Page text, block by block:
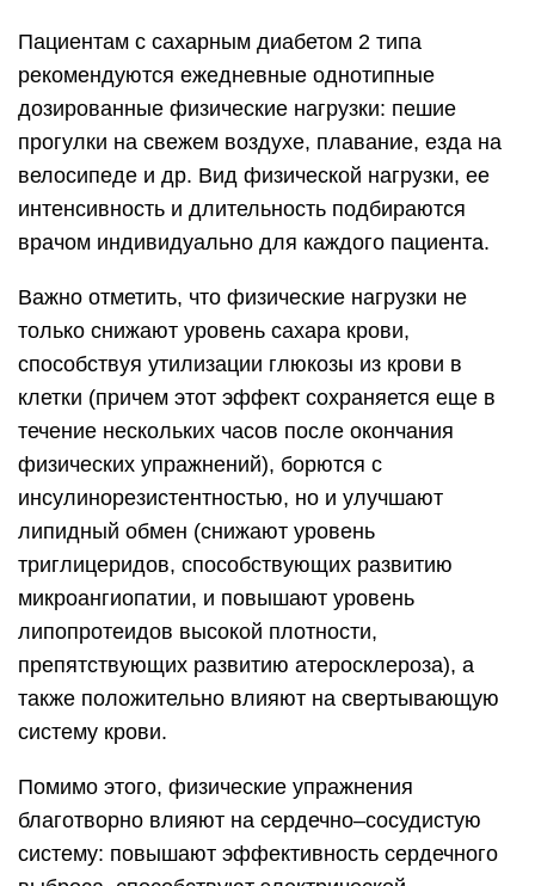
Пациентам с сахарным диабетом 2 типа
рекомендуются ежедневные однотипные
дозированные физические нагрузки: пешие
прогулки на свежем воздухе, плавание, езда на
велосипеде и др. Вид физической нагрузки, ее
интенсивность и длительность подбираются
врачом индивидуально для каждого пациента.
Важно отметить, что физические нагрузки не
только снижают уровень сахара крови,
способствуя утилизации глюкозы из крови в
клетки (причем этот эффект сохраняется еще в
течение нескольких часов после окончания
физических упражнений), борются с
инсулинорезистентностью, но и улучшают
липидный обмен (снижают уровень
триглицеридов, способствующих развитию
микроангиопатии, и повышают уровень
липопротеидов высокой плотности,
препятствующих развитию атеросклероза), а
также положительно влияют на свертывающую
систему крови.
Помимо этого, физические упражнения
благотворно влияют на сердечно–сосудистую
систему: повышают эффективность сердечного